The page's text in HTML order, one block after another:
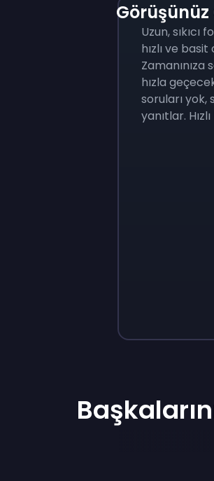
Uzun,
hızlı ve
hızla
soruları
yanıtlar.